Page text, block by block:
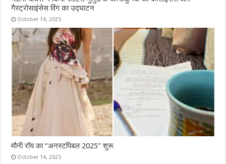
गैस्ट्रोसाइंसेस विंग का उद्घाटन
October 14, 2025
मौनी रॉय का “अनस्टॉपेबल 2025” शुरू
October 14, 2025